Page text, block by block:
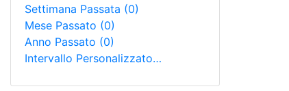
Settimana Passata (0)
Mese Passato (0)
Anno Passato (0)
Intervallo Personalizzato…